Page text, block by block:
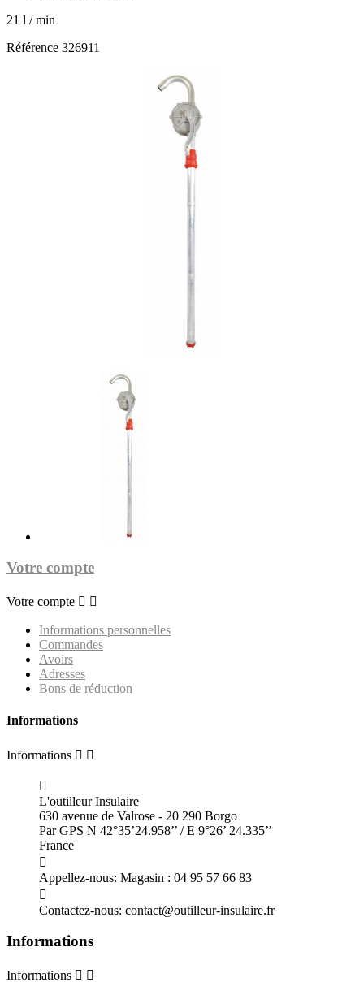
21 l / min
Référence 326911
Votre compte
Votre compte  
Informations personnelles
Commandes
Avoirs
Adresses
Bons de réduction
Informations
Informations  

L'outilleur Insulaire
630 avenue de Valrose - 20 290 Borgo
Par GPS N 42°35’24.958’’ / E 9°26’ 24.335’’
France

Appellez-nous: Magasin : 04 95 57 66 83

Contactez-nous: contact@outilleur-insulaire.fr
Informations
Informations  